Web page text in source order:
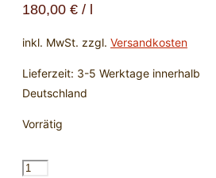
180,00 € / l
inkl. MwSt. zzgl. Versandkosten
Lieferzeit: 3-5 Werktage innerhalb
Deutschland
Vorrätig
Räucherwerk